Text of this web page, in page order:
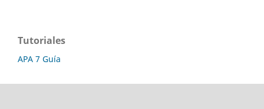
Tutoriales
APA 7 Guía